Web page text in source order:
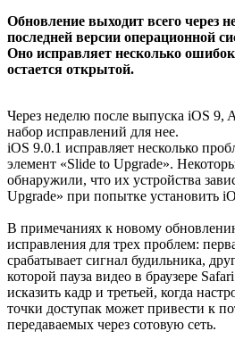
Обновление выходит всего через
последней версии операционной
Оно исправляет несколько
остается открытой.
Через неделю после выпуска iOS 9,
набор исправлений для нее.
iOS 9.0.1 исправляет несколько
элемент «Slide to Upgrade».
обнаружили, что их устройства
Upgrade» при попытке установить
В примечаниях к новому
исправления для трех проблем:
срабатывает сигнал будильника,
которой пауза видео в браузере
исказить кадр и третьей, когда
точки доступак может привести к
передаваемых через сотовую сеть.